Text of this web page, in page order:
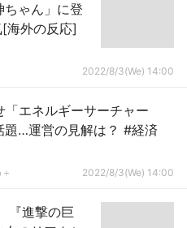
ゃん」に登
海外の反応]
2022/8/3(We) 14:00
エネルギーサーチャー
題…運営の見解は？ #経済
2022/8/3(We) 14:00
『進撃の巨